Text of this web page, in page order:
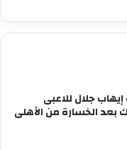
جلال للاعبى
بعد الخسارة من الأهلى